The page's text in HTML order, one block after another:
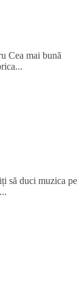
Cea mai bună
să duci muzica pe